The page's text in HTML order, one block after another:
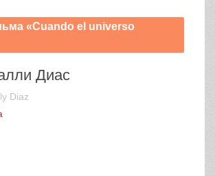
«Cuando el universo
Диас
Diaz